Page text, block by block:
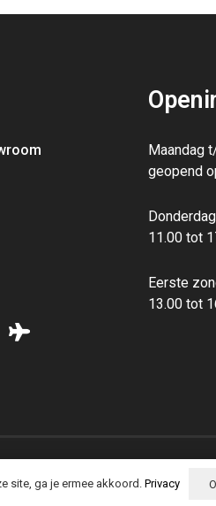
Maandag
geopend
11.00 tot
Eerste
13.00‭ ‬tot
site, ga je ermee akkoord. Privacy